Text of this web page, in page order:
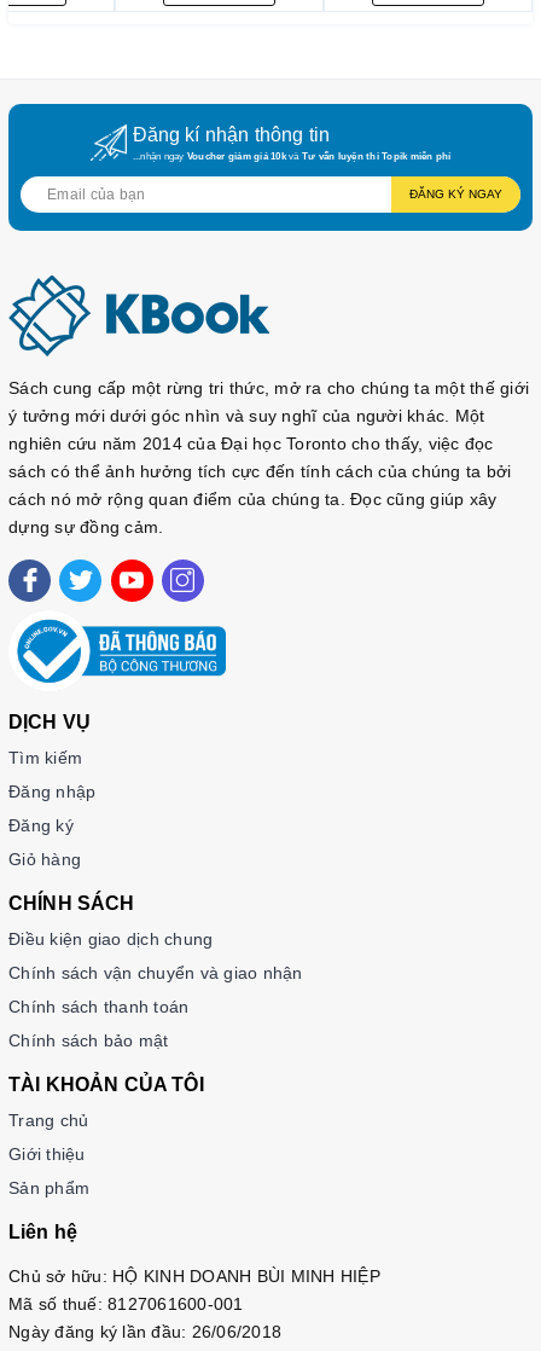
Đăng kí nhận thông tin
...nhận ngay Voucher giảm giá 10kvà Tư vấn luyện thi Topik miễn phí
ĐĂNG KÝ NGAY
Sách cung cấp một rừng tri thức, mở ra cho chúng ta một thế giới
ý tưởng mới dưới góc nhìn và suy nghĩ của người khác. Một
nghiên cứu năm 2014 của Đại học Toronto cho thấy, việc đọc
sách có thể ảnh hưởng tích cực đến tính cách của chúng ta bởi
cách nó mở rộng quan điểm của chúng ta. Đọc cũng giúp xây
dựng sự đồng cảm.
DỊCH VỤ
Tìm kiếm
Đăng nhập
Đăng ký
Giỏ hàng
CHÍNH SÁCH
Điều kiện giao dịch chung
Chính sách vận chuyển và giao nhận
Chính sách thanh toán
Chính sách bảo mật
TÀI KHOẢN CỦA TÔI
Trang chủ
Giới thiệu
Sản phẩm
Liên hệ
Chủ sở hữu: HỘ KINH DOANH BÙI MINH HIỆP
Mã số thuế: 8127061600-001
Ngày đăng ký lần đầu: 26/06/2018